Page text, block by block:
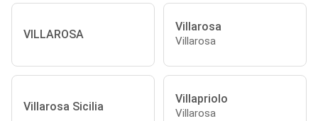
VILLAROSA
Villarosa
Villarosa
Villarosa Sicilia
Villapriolo
Villarosa